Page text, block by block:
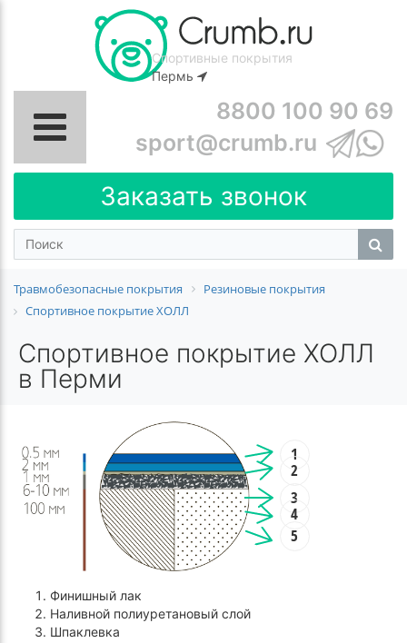
Спортивные покрытия
Пермь
8800 100 90 69
sport@crumb.ru
Заказать звонок
Травмобезопасные покрытия
Резиновые покрытия
Спортивное покрытие ХОЛЛ
Спортивное покрытие ХОЛЛ
в Перми
1
2
3
4
5
Финишный лак
Наливной полиуретановый слой
Шпаклевка